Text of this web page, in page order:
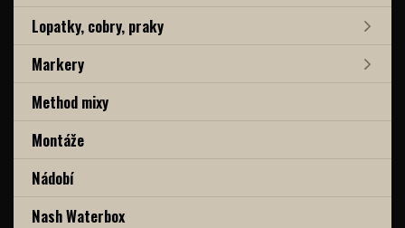
Lopatky, cobry, praky
Markery
Method mixy
Montáže
Nádobí
Nash Waterbox